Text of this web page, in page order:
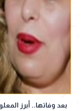
بعد وفاتها.. أبرز